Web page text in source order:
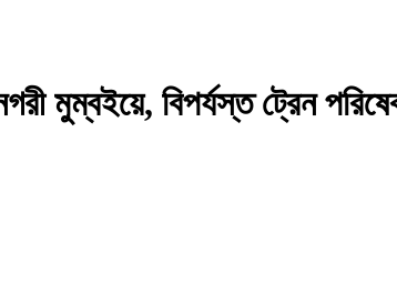
মুম্বইয়ে, বিপর্যস্ত ট্রেন